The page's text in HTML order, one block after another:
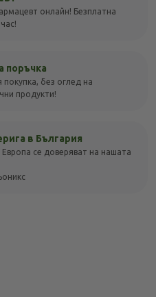
онлайн! Безплатна
поръчка
покупка, без оглед на
продукти!
в България
се доверяват на нашата